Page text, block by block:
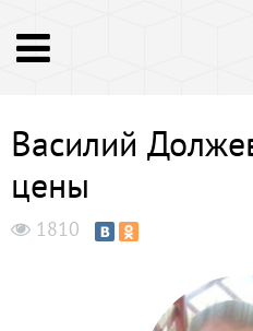
Василий
цены
1810